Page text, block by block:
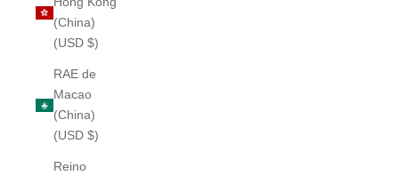
(China)
(USD $)
RAE de
Macao
(China)
(USD $)
Reino